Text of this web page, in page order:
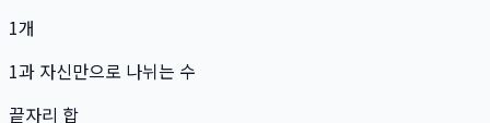
1개
1과 자신만으로 나뉘는 수
끝자리 합